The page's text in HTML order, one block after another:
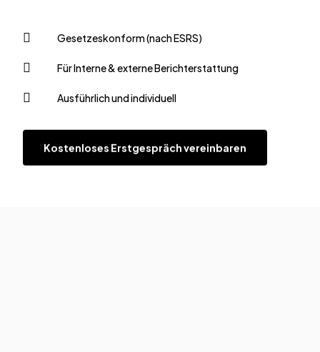
Gesetzeskonform (nach ESRS)
Für Interne & externe Berichterstattung
Ausführlich und individuell
Kostenloses Erstgespräch vereinbaren